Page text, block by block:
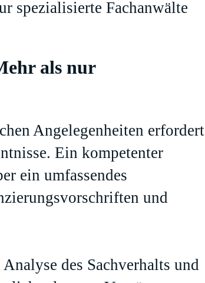
spezialisierte Fachanwälte
als nur
Angelegenheiten erfordert
Ein kompetenter
ein umfassendes
und
des Sachverhalts und